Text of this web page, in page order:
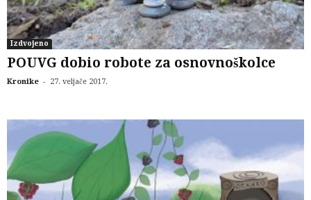
Izdvojeno
POUVG dobio robote za osnovnoškolce
Kronike - 27. veljače 2017.